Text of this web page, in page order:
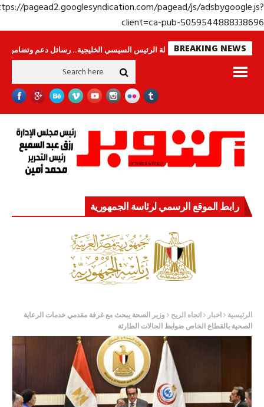
https://pagead2.googlesyndication.com/pagead/js/
client=ca-pub-
BREAKING NEWS
لا ينامون جولة الرئيس السيسي الخليجية.. رسائل دعم وتضامن للأشقاء
رابط الموقع الرسمي لرئاسة الجمهورية
الرئيسية اخبار اتجاه الريح وزير الصحة يبحث مع غرفة مقدمي خدمات الرعاية
الصحية بالقطاع الخاص ضوابط الحالات الطارئة